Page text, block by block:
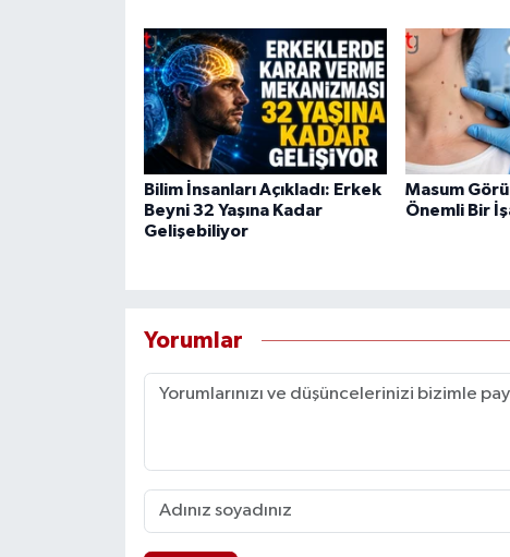
Bilim İnsanları Açıkladı: Erkek
Beyni 32 Yaşına Kadar
Gelişebiliyor
Masum
Önemli Bir
Yorumlar